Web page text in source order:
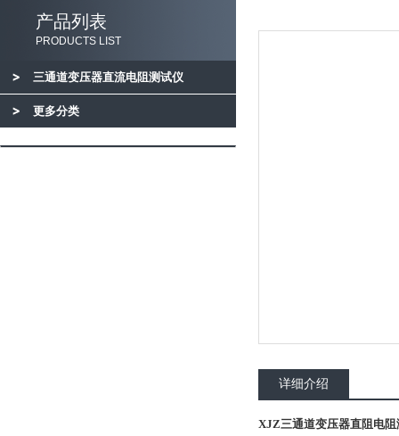
产品列表
PRODUCTS LIST
三通道变压器直流电阻测试仪
更多分类
详细介绍
XJZ三通道变压器直阻电